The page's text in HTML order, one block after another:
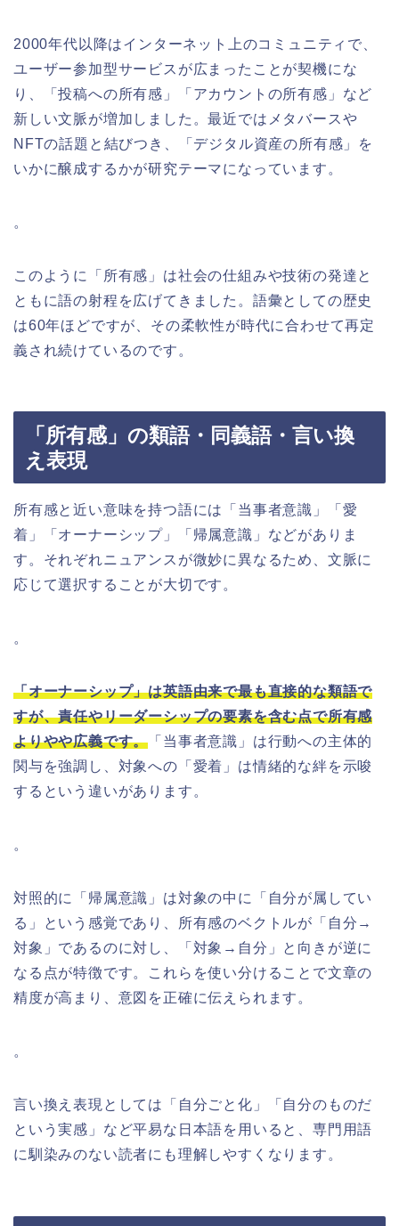
2000年代以降はインターネット上のコミュニティで、
ユーザー参加型サービスが広まったことが契機にな
り、「投稿への所有感」「アカウントの所有感」など
新しい文脈が増加しました。最近ではメタバースや
NFTの話題と結びつき、「デジタル資産の所有感」を
いかに醸成するかが研究テーマになっています。
。
このように「所有感」は社会の仕組みや技術の発達と
ともに語の射程を広げてきました。語彙としての歴史
は60年ほどですが、その柔軟性が時代に合わせて再定
義され続けているのです。
「所有感」の類語・同義語・言い換
え表現
所有感と近い意味を持つ語には「当事者意識」「愛
着」「オーナーシップ」「帰属意識」などがありま
す。それぞれニュアンスが微妙に異なるため、文脈に
応じて選択することが大切です。
。
「オーナーシップ」は英語由来で最も直接的な類語で
すが、責任やリーダーシップの要素を含む点で所有感
よりやや広義です。 「当事者意識」は行動への主体的
関与を強調し、対象への「愛着」は情緒的な絆を示唆
するという違いがあります。
。
対照的に「帰属意識」は対象の中に「自分が属してい
る」という感覚であり、所有感のベクトルが「自分→
対象」であるのに対し、「対象→自分」と向きが逆に
なる点が特徴です。これらを使い分けることで文章の
精度が高まり、意図を正確に伝えられます。
。
言い換え表現としては「自分ごと化」「自分のものだ
という実感」など平易な日本語を用いると、専門用語
に馴染みのない読者にも理解しやすくなります。